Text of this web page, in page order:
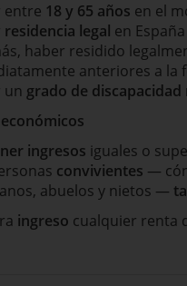
entre 18 y 65 años en el
residencia legal en
haber residido
anteriores a la
un grado de
ingresos iguales o
convivientes —
abuelos y nietos —
ingreso cualquier renta